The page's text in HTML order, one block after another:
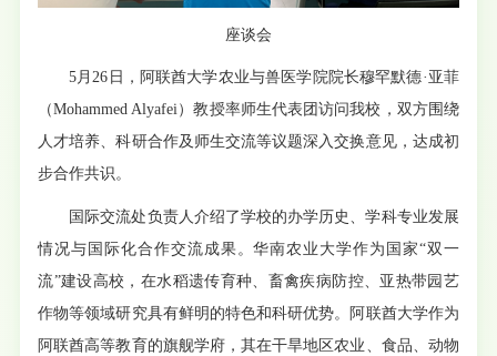
座谈会
5月26日，阿联酋大学农业与兽医学院院长穆罕默德·亚菲
（Mohammed Alyafei）教授率师生代表团访问我校，双方围绕
人才培养、科研合作及师生交流等议题深入交换意见，达成初
步合作共识。
国际交流处负责人介绍了学校的办学历史、学科专业发展
情况与国际化合作交流成果。华南农业大学作为国家“双一
流”建设高校，在水稻遗传育种、畜禽疾病防控、亚热带园艺
作物等领域研究具有鲜明的特色和科研优势。阿联酋大学作为
阿联酋高等教育的旗舰学府，其在干旱地区农业、食品、动物